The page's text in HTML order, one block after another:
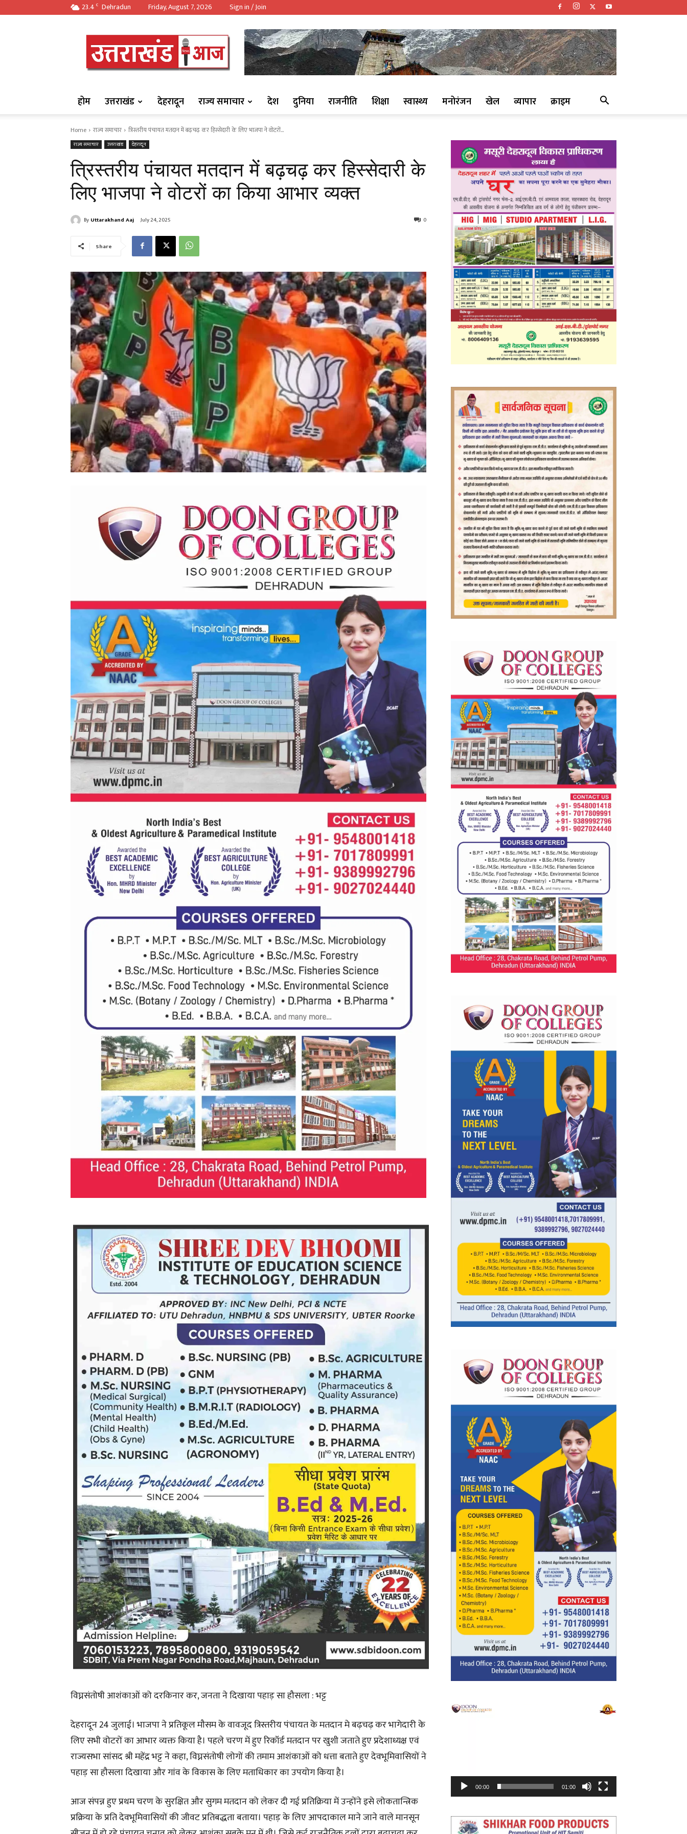
23.4 C Dehradun Friday, August 7, 2026 Sign in / Join
https://uttarakhandaaj.com/
होम उत्तराखंड देहरादून राज्य समाचार देश दुनिया राजनीति शिक्षा स्वास्थ्य मनोरंजन खेल व्यापार क्राइम
Home राज्य समाचार त्रिस्तरीय पंचायत मतदान में बढ़चढ़ कर हिस्सेदारी के लिए भाजपा ने वोटरों...
राज्य समाचार उत्तराखंड देहरादून
त्रिस्तरीय पंचायत मतदान में बढ़चढ़ कर हिस्सेदारी के
लिए भाजपा ने वोटरों का किया आभार व्यक्त
By Uttarakhand Aaj July 24, 2025 0
Share
विघ्नसंतोषी आशंकाओं को दरकिनार कर, जनता ने दिखाया पहाड़ सा हौसला : भट्ट
देहरादून 24 जुलाई। भाजपा ने प्रतिकूल मौसम के वावजूद त्रिस्तरीय पंचायत के मतदान मे बढ़चढ़ कर भागेदारी के
लिए सभी वोटरों का आभार व्यक्त किया है। पहले चरण में हुए रिकॉर्ड मतदान पर खुशी जताते हुए प्रदेशाध्यक्ष एवं
राज्यसभा सांसद श्री महेंद्र भट्ट ने कहा, विघ्नसंतोषी लोगों की तमाम आशंकाओं को धत्ता बताते हुए देवभूमिवासियों ने
पहाड़ सा हौसला दिखाया और गांव के विकास के लिए मताधिकार का उपयोग किया है।
आज संपन्न हुए प्रथम चरण के सुरक्षित और सुगम मतदान को लेकर दी गई प्रतिक्रिया में उन्होंने इसे लोकतान्त्रिक
प्रक्रिया के प्रति देवभूमिवासियों की जीवट प्रतिबद्धता बताया। पहाड़ के लिए आपदाकाल माने जाने वाले मानसून
Video
00:00 01:00